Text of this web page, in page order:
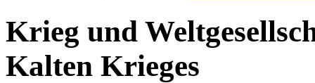
Krieg und
Kalten Krieges